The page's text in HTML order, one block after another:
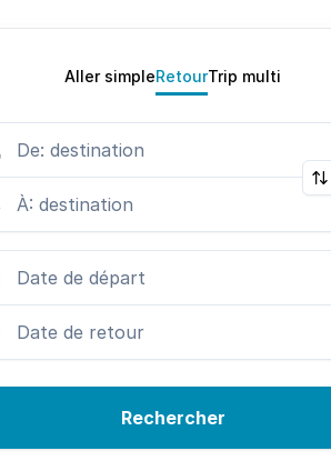
Aller simpleRetourTrip multi
Rechercher